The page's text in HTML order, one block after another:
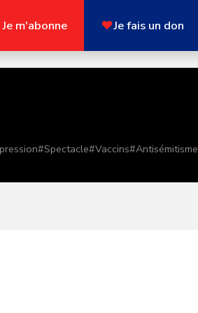
Je m'abonne Je fais un don
#Spectacle#Vaccins#Antisémitisme